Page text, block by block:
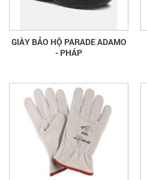
GIÀY BẢO HỘ PARADE ADAMO
- PHÁP